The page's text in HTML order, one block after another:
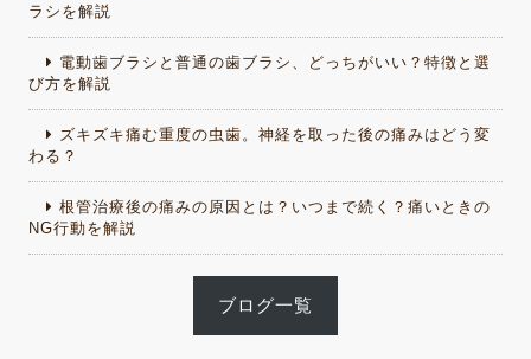
ラシを解説
電動歯ブラシと普通の歯ブラシ、どっちがいい？特徴と選
び方を解説
ズキズキ痛む重度の虫歯。神経を取った後の痛みはどう変
わる？
根管治療後の痛みの原因とは？いつまで続く？痛いときの
NG行動を解説
ブログ一覧